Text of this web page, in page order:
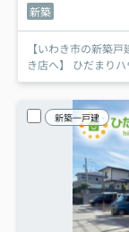
新築
【いわき市の新築
き店へ】 ひ
新築一戸建